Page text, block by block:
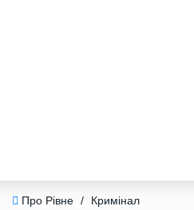
Про Рівне /
Кримінал